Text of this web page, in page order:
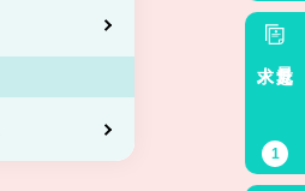
最近見た
1